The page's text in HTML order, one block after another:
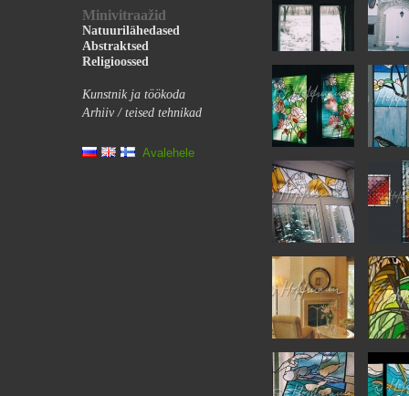
Minivitraažid
Natuurilähedased
Abstraktsed
Religioossed
Kunstnik ja töökoda
Arhiiv / teised tehnikad
Avalehele